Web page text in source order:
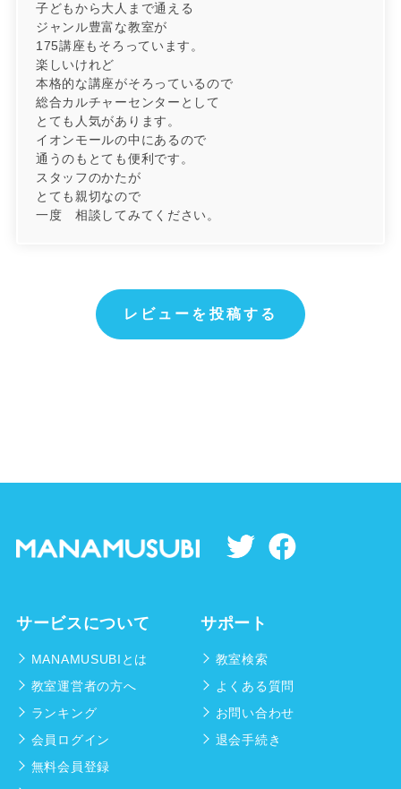
子どもから大人まで通える
ジャンル豊富な教室が
175講座もそろっています。
楽しいけれど
本格的な講座がそろっているので
総合カルチャーセンターとして
とても人気があります。
イオンモールの中にあるので
通うのもとても便利です。
スタッフのかたが
とても親切なので
一度 相談してみてください。
レビューを投稿する
サービスについて
MANAMUSUBIとは
教室運営者の方へ
ランキング
会員ログイン
無料会員登録
サポート
教室検索
よくある質問
お問い合わせ
退会手続き